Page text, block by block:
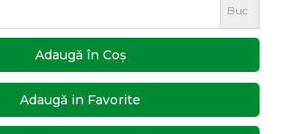
Buc
Adaugă în Coş
Adaugă in Favorite